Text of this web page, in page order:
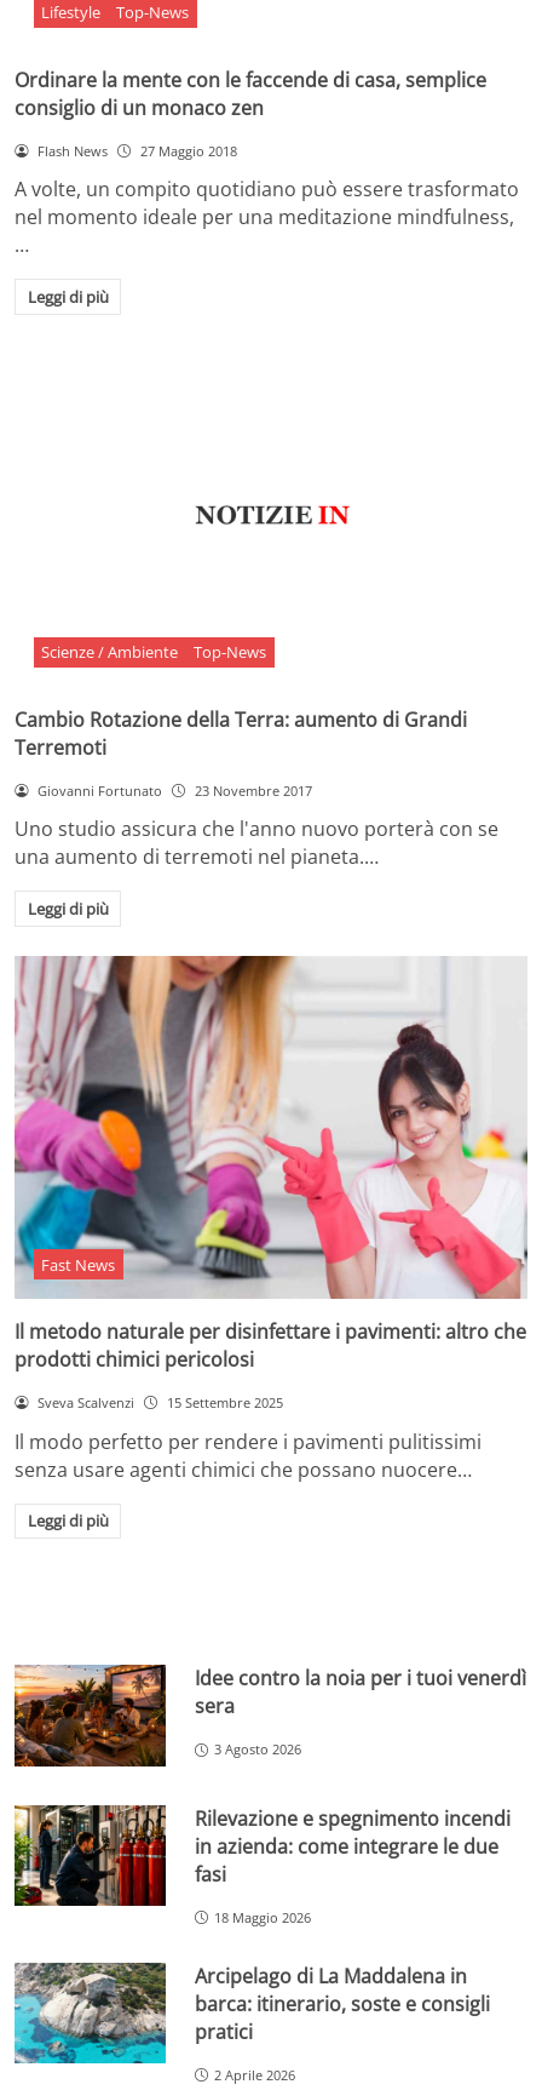
Lifestyle Top-News
Ordinare la mente con le faccende di casa, semplice
consiglio di un monaco zen
Flash News 27 Maggio 2018
A volte, un compito quotidiano può essere trasformato
nel momento ideale per una meditazione mindfulness,
…
Leggi di più
Scienze / Ambiente Top-News
Cambio Rotazione della Terra: aumento di Grandi
Terremoti
Giovanni Fortunato 23 Novembre 2017
Uno studio assicura che l'anno nuovo porterà con se
una aumento di terremoti nel pianeta.…
Leggi di più
Fast News
Il metodo naturale per disinfettare i pavimenti: altro che
prodotti chimici pericolosi
Sveva Scalvenzi 15 Settembre 2025
Il modo perfetto per rendere i pavimenti pulitissimi
senza usare agenti chimici che possano nuocere…
Leggi di più
Idee contro la noia per i tuoi venerdì
sera
3 Agosto 2026
Rilevazione e spegnimento incendi
in azienda: come integrare le due
fasi
18 Maggio 2026
Arcipelago di La Maddalena in
barca: itinerario, soste e consigli
pratici
2 Aprile 2026